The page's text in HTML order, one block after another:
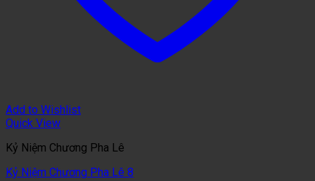
Add to Wishlist
Quick View
Kỷ Niệm Chương Pha Lê
Kỷ Niệm Chương Pha Lê 8